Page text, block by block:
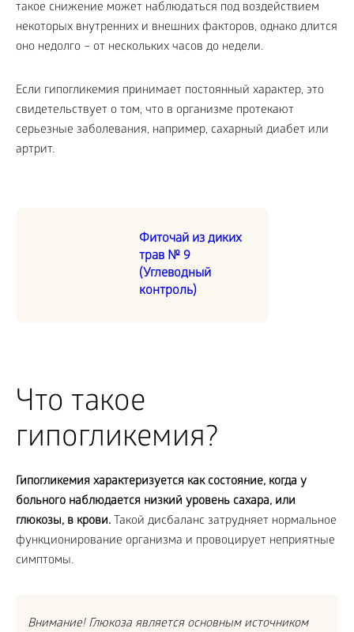
такое снижение может наблюдаться под воздействием
некоторых внутренних и внешних факторов, однако длится
оно недолго – от нескольких часов до недели.
Если гипогликемия принимает постоянный характер, это
свидетельствует о том, что в организме протекают
серьезные заболевания, например, сахарный диабет или
артрит.
Фиточай из диких
трав № 9
(Углеводный
контроль)
Что такое
гипогликемия?
Гипогликемия характеризуется как состояние, когда у
больного наблюдается низкий уровень сахара, или
глюкозы, в крови. Такой дисбаланс затрудняет нормальное
функционирование организма и провоцирует неприятные
симптомы.
Внимание! Глюкоза является основным источником